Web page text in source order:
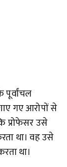
पूर्वांचल
गए आरोपों से
प्रोफेसर उसे
था। वह उसे
था।